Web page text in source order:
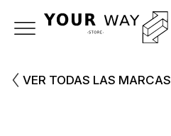
VER TODAS LAS MARCAS